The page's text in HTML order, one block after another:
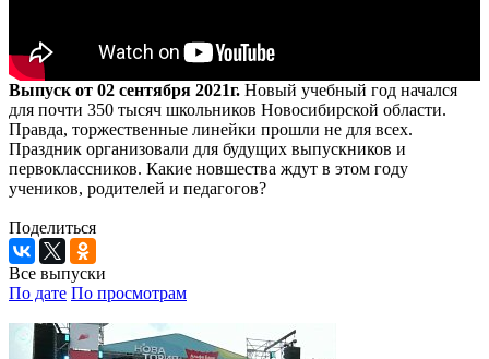
Выпуск от 02 сентября 2021г. Новый учебный год начался
для почти 350 тысяч школьников Новосибирской области.
Правда, торжественные линейки прошли не для всех.
Праздник организовали для будущих выпускников и
первоклассников. Какие новшества ждут в этом году
учеников, родителей и педагогов?
Поделиться
Все выпуски
По дате По просмотрам